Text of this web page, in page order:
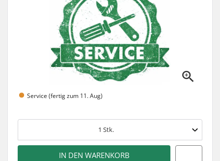
Service (fertig zum 11. Aug)
1 Stk.
IN DEN WARENKORB